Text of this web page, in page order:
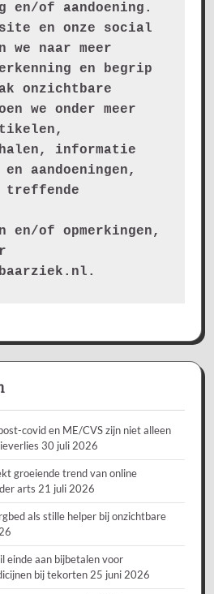
en/of aandoening.
en onze social
we naar meer
en begrip
onzichtbare
we onder meer
informatie
aandoeningen,
treffende
en/of opmerkingen,
covid en ME/CVS zijn niet alleen
30 juli 2026
groeiende trend van online
arts 21 juli 2026
als stille helper bij onzichtbare
einde aan bijbetalen voor
bij tekorten 25 juni 2026